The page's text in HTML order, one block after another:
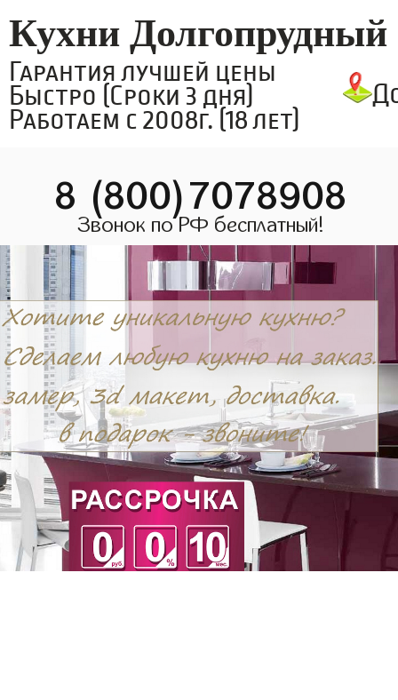
Кухни Долгопрудный
Гарантия лучшей цены
Быстро (Сроки 3 дня)
Работаем с 2008г. (18 лет)
8 (800)7078908
Звонок по РФ бесплатный!